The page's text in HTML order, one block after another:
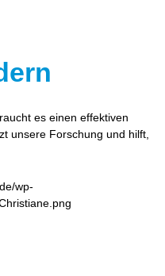
es einen effektiven
unsere Forschung und hilft,